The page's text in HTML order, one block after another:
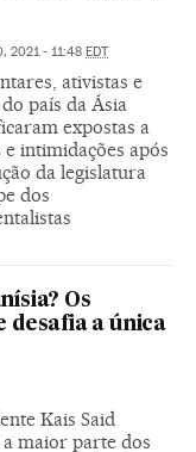
2021 - 11:48 EDT
ativistas e
país da Ásia
expostas a
e intimidações após
da legislatura
dos
Os
desafia a única
Kais Said
maior parte dos